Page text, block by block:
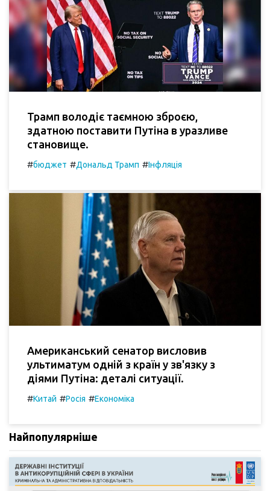
Трамп володіє таємною зброєю,
здатною поставити Путіна в уразливе
становище.
#бюджет #Дональд Трамп #Інфляція
Американський сенатор висловив
ультиматум одній з країн у зв'язку з
діями Путіна: деталі ситуації.
#Китай #Росія #Економіка
Найпопулярніше